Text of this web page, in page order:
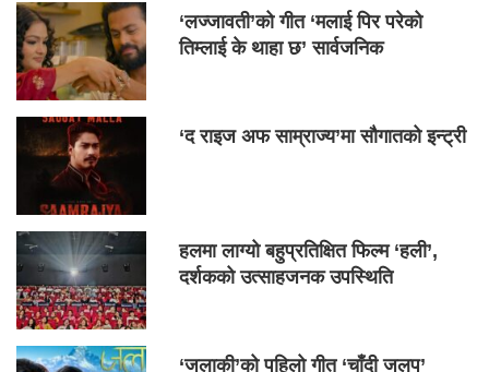
‘लज्जावती’को गीत ‘मलाई पिर परेको
तिम्लाई के थाहा छ’ सार्वजनिक
‘द राइज अफ साम्राज्य’मा सौगातको इन्ट्री
हलमा लाग्यो बहुप्रतिक्षित फिल्म ‘हली’,
दर्शकको उत्साहजनक उपस्थिति
‘जलाकी’को पहिलो गीत ‘चाँदी जलप’